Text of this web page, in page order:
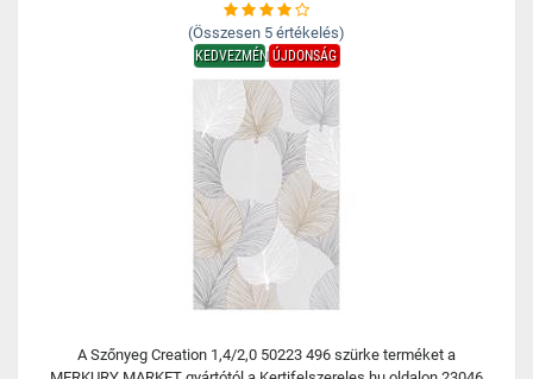
(Összesen 5 értékelés)
KEDVEZMÉNYÚJDONSÁG
A Szőnyeg Creation 1,4/2,0 50223 496 szürke terméket a